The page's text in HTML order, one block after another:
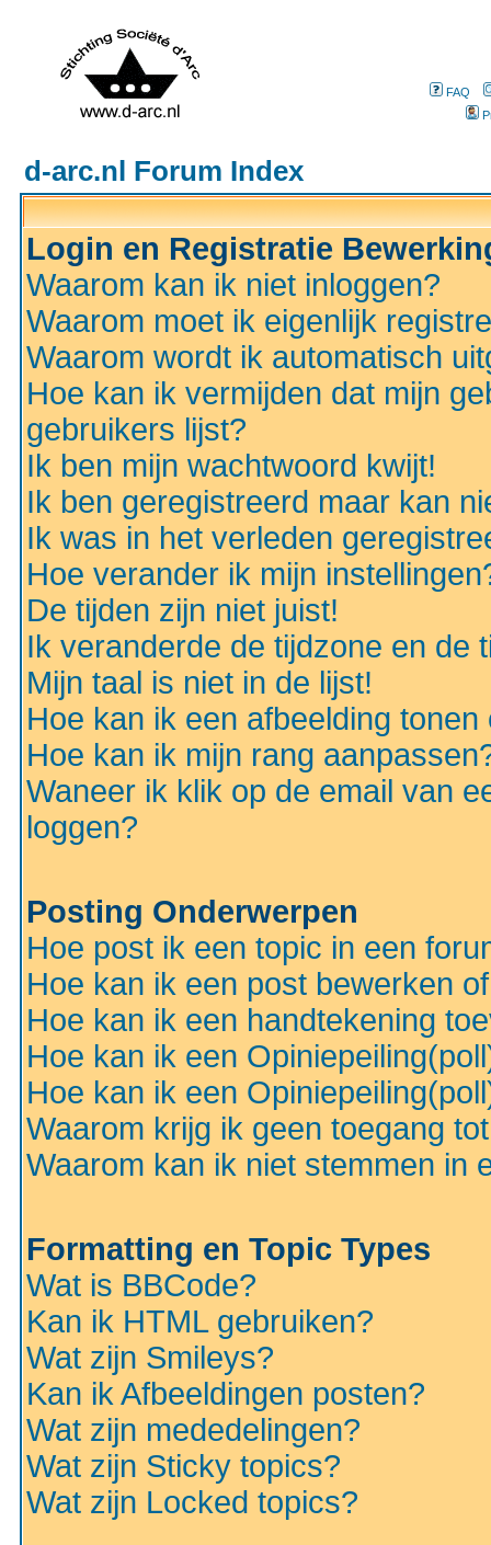
FAQ
d-arc.nl Forum Index
Login en Registratie
Waarom kan ik niet inloggen?
Waarom moet ik eigenlijk
Waarom wordt ik automatisch
Hoe kan ik vermijden dat mijn
gebruikers lijst?
Ik ben mijn wachtwoord kwijt!
Ik ben geregistreerd maar kan
Ik was in het verleden
Hoe verander ik mijn
De tijden zijn niet juist!
Ik veranderde de tijdzone en de
Mijn taal is niet in de lijst!
Hoe kan ik een afbeelding
Hoe kan ik mijn rang
Waneer ik klik op de email van
loggen?
Posting Onderwerpen
Hoe post ik een topic in een
Hoe kan ik een post bewerken
Hoe kan ik een handtekening
Hoe kan ik een
Hoe kan ik een
Waarom krijg ik geen toegang
Waarom kan ik niet stemmen in
Formatting en Topic Types
Wat is BBCode?
Kan ik HTML gebruiken?
Wat zijn Smileys?
Kan ik Afbeeldingen posten?
Wat zijn mededelingen?
Wat zijn Sticky topics?
Wat zijn Locked topics?